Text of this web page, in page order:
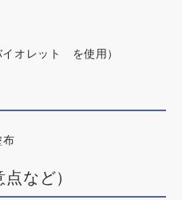
イオレット を使用）
布
など）